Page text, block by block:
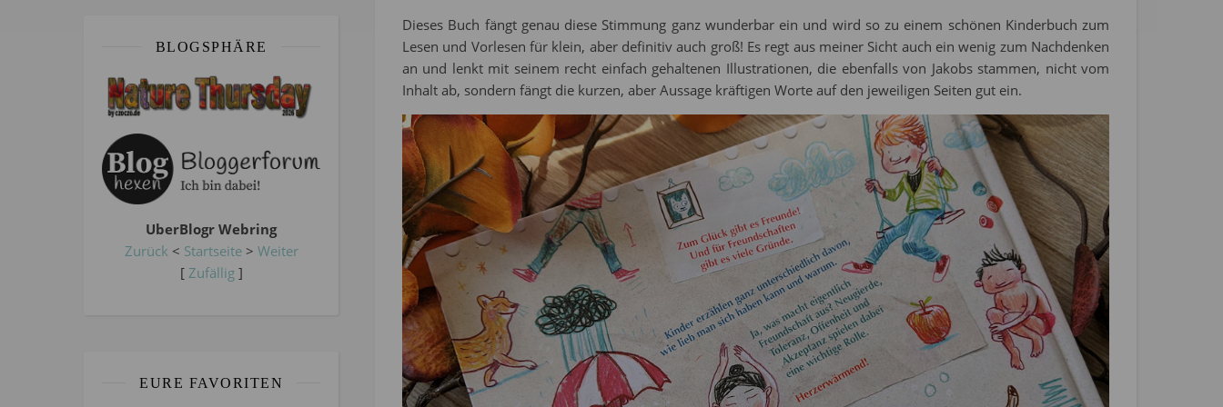
BLOGSPHÄRE
UberBlogr Webring
Zurück < Startseite> Weiter
[ Zufällig]
EURE FAVORITEN
Dieses Buch fängt genau diese Stimmung ganz wunderbar ein und wird so zu einem schönen Kinderbuch zum
Lesen und Vorlesen für klein, aber definitiv auch groß! Es regt aus meiner Sicht auch ein wenig zum Nachdenken
an und lenkt mit seinem recht einfach gehaltenen Illustrationen, die ebenfalls von Jakobs stammen, nicht vom
Inhalt ab, sondern fängt die kurzen, aber Aussage kräftigen Worte auf den jeweiligen Seiten gut ein.